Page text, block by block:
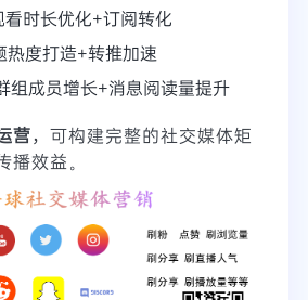
时长优化+订阅转化
度打造+转推加速
成员增长+消息阅读量提升
营，可构建完整的社交媒体矩
播效益。